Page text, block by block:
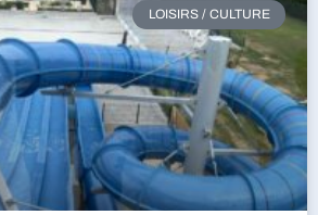
LOISIRS / CULTURE